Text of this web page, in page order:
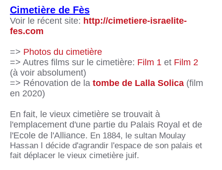
Cimetière de Fès
Voir le récent site: http://cimetiere-israelite-
fes.com
=> Photos du cimetière
=> Autres films sur le cimetière: Film 1 et Film 2
(à voir absolument)
=> Rénovation de la tombe de Lalla Solica (film
en 2020)
En fait, le vieux cimetière se trouvait à
l'emplacement d'une partie du Palais Royal et de
l'Ecole de l'Alliance. En 1884, le sultan Moulay
Hassan I décide d'agrandir l'espace de son palais et
fait déplacer le vieux cimetière juif.